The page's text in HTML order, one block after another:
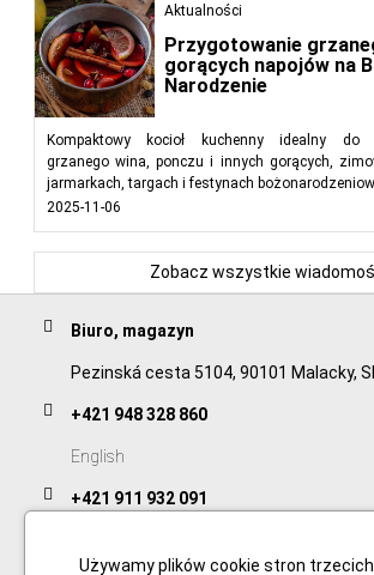
Aktualności
Przygotowanie
gorących napojów na
Narodzenie
Kompaktowy kocioł kuchenny idealny do
grzanego wina, ponczu i innych gorących,
jarmarkach, targach i festynach
2025-11-06
Zobacz wszystkie
Biuro, magazyn
Pezinská cesta 5104, 90101 Malacky,
+421 948 328 860
English
+421 911 932 091
Używamy plików cookie stron